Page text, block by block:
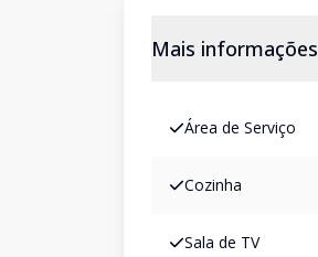
Mais informações
Área de Serviço
Cozinha
Sala de TV